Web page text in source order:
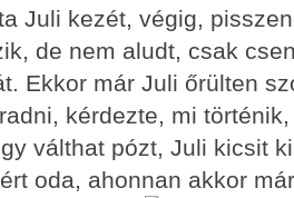
Juli kezét, végig,
de nem aludt, csak
Ekkor már Juli őrülten
kérdezte, mi
válthat pózt, Juli kicsit
oda, ahonnan akkor